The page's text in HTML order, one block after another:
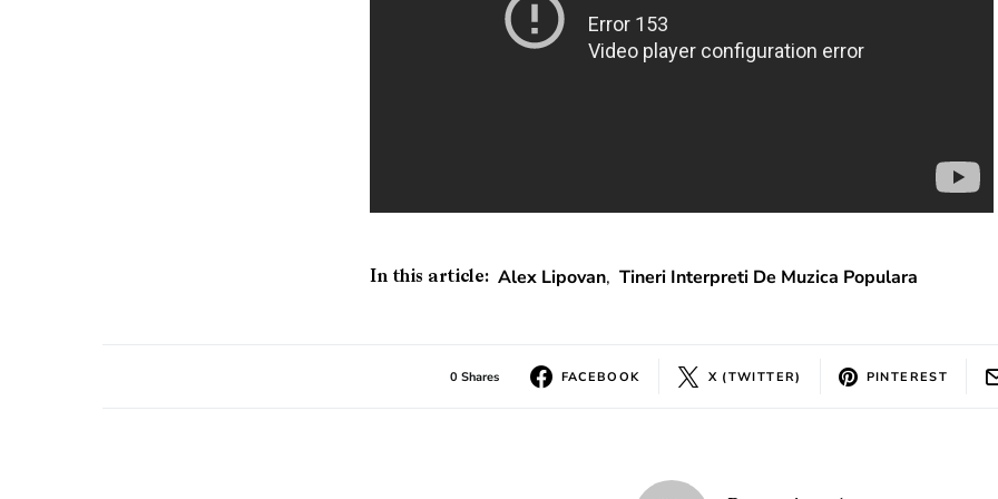
In this article: Alex Lipovan, Tineri Interpreti De Muzica Populara
0 Shares FACEBOOK X (TWITTER) PINTEREST